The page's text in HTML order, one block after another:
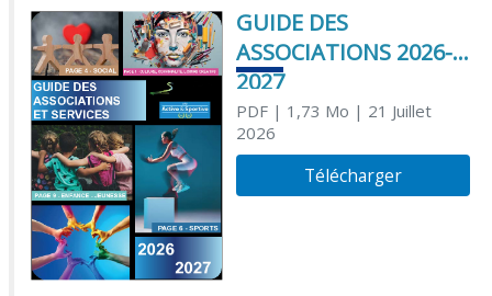
GUIDE DES
ASSOCIATIONS 2026-
2027
PDF| 1,73 Mo | 21 Juillet
2026
Télécharger